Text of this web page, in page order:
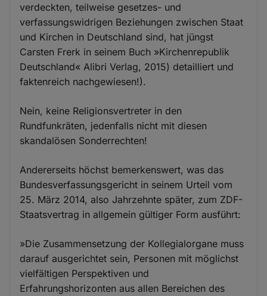
verdeckten, teilweise gesetzes- und
verfassungswidrigen Beziehungen zwischen Staat
und Kirchen in Deutschland sind, hat jüngst
Carsten Frerk in seinem Buch »Kirchenrepublik
Deutschland« Alibri Verlag, 2015) detailliert und
faktenreich nachgewiesen!).
Nein, keine Religionsvertreter in den
Rundfunkräten, jedenfalls nicht mit diesen
skandalösen Sonderrechten!
Andererseits höchst bemerkenswert, was das
Bundesverfassungsgericht in seinem Urteil vom
25. März 2014, also Jahrzehnte später, zum ZDF-
Staatsvertrag in allgemein gültiger Form ausführt:
»Die Zusammensetzung der Kollegialorgane muss
darauf ausgerichtet sein, Personen mit möglichst
vielfältigen Perspektiven und
Erfahrungshorizonten aus allen Bereichen des